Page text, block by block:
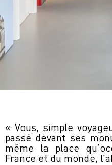
« Vous, simple
passé devant ses
même la place
France et du monde,